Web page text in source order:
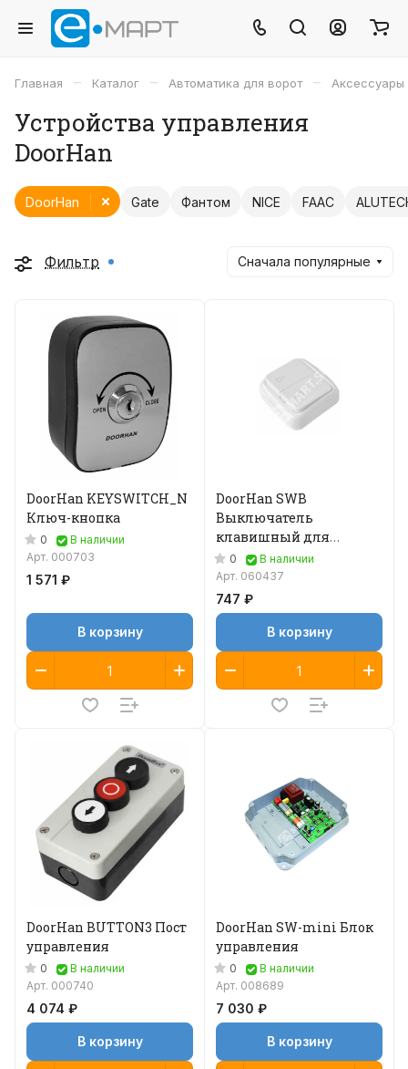
Главная – Каталог – Автоматика для ворот –
Устройства управления
DoorHan
Gate Фантом NICE FAAC
DoorHan
Фильтр Сначала популярные
DoorHan KEYSWITCH_N
Ключ-кнопка
0
В наличии
Арт. 000703
1 571 ₽
В корзину
DoorHan SWB
Выключатель
клавишный для
накладного монтажа
0
В наличии
Арт. 060437
747 ₽
В корзину
DoorHan BUTTON3 Пост
управления
0
В наличии
Арт. 000740
4 074 ₽
В корзину
DoorHan SW-mini Блок
управления
0
В наличии
Арт. 008689
7 030 ₽
В корзину